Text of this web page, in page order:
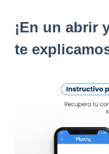
¡En un abrir
te